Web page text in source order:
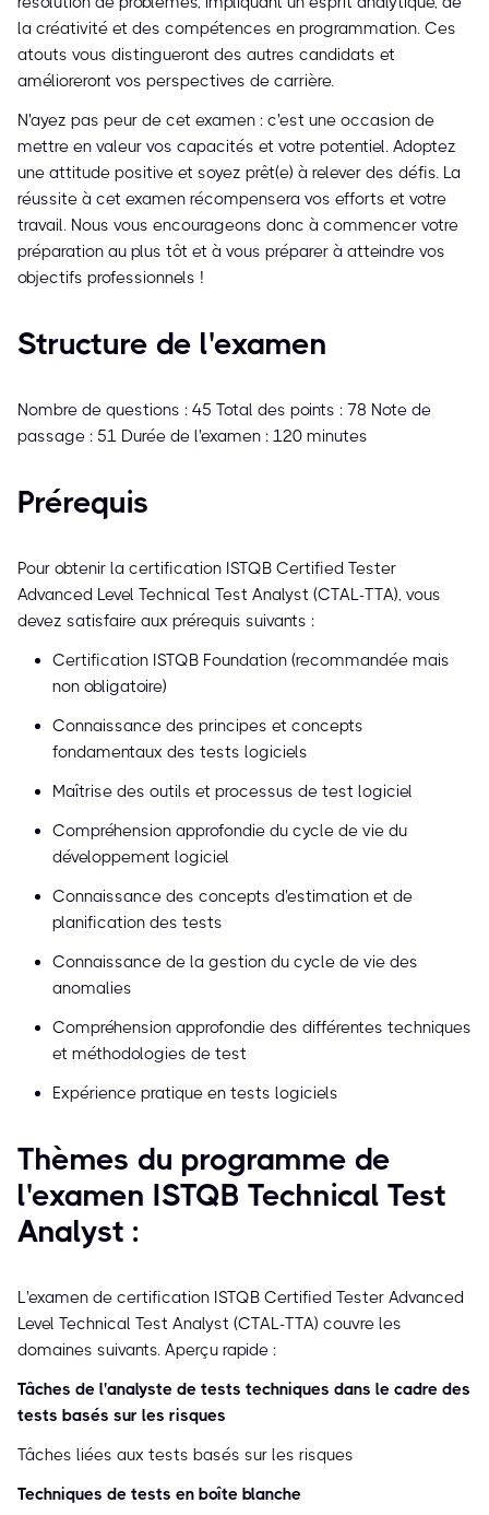
la créativité et des compétences en programmation. Ces
atouts vous distingueront des autres candidats et
amélioreront vos perspectives de carrière.
N'ayez pas peur de cet examen : c'est une occasion de
mettre en valeur vos capacités et votre potentiel. Adoptez
une attitude positive et soyez prêt(e) à relever des défis. La
réussite à cet examen récompensera vos efforts et votre
travail. Nous vous encourageons donc à commencer votre
préparation au plus tôt et à vous préparer à atteindre vos
objectifs professionnels !
Structure de l'examen
Nombre de questions : 45 Total des points : 78 Note de
passage : 51 Durée de l'examen : 120 minutes
Prérequis
Pour obtenir la certification ISTQB Certified Tester
Advanced Level Technical Test Analyst (CTAL-TTA), vous
devez satisfaire aux prérequis suivants :
Certification ISTQB Foundation (recommandée mais
non obligatoire)
Connaissance des principes et concepts
fondamentaux des tests logiciels
Maîtrise des outils et processus de test logiciel
Compréhension approfondie du cycle de vie du
développement logiciel
Connaissance des concepts d'estimation et de
planification des tests
Connaissance de la gestion du cycle de vie des
anomalies
Compréhension approfondie des différentes techniques
et méthodologies de test
Expérience pratique en tests logiciels
Thèmes du programme de
l'examen ISTQB Technical Test
Analyst :
L'examen de certification ISTQB Certified Tester Advanced
Level Technical Test Analyst (CTAL-TTA) couvre les
domaines suivants. Aperçu rapide :
Tâches de l'analyste de tests techniques dans le cadre des
tests basés sur les risques
Tâches liées aux tests basés sur les risques
Techniques de tests en boîte blanche